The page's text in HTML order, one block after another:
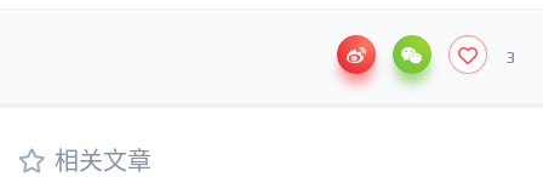
3
相关文章